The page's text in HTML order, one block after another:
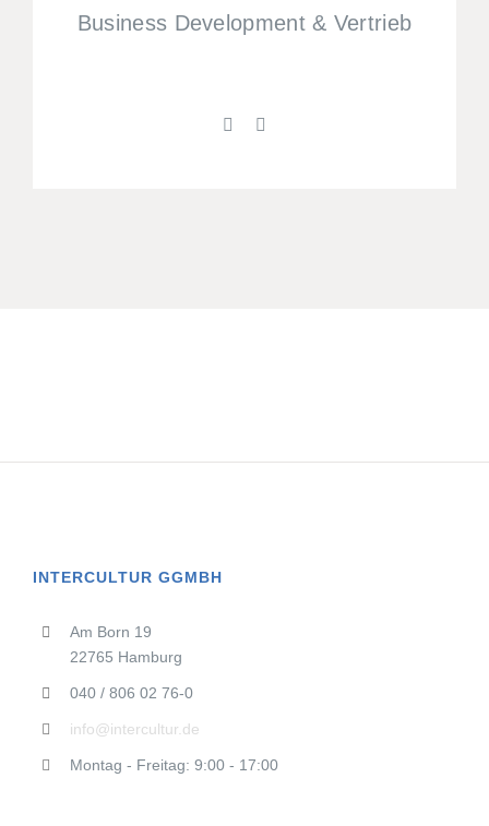
Business Development & Vertrieb
INTERCULTUR GGMBH
Am Born 19
22765 Hamburg
040 / 806 02 76-0
info@intercultur.de
Montag - Freitag: 9:00 - 17:00